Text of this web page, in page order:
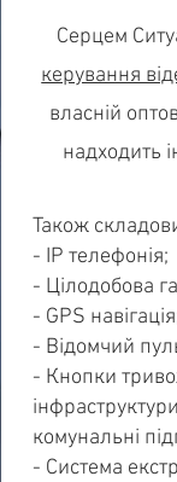
Серцем
керування
власній
надходить
Також
- IP телефонія;
- Цілодобова
- GPS
- Відомчий
- Кнопки
комунальні
- Система